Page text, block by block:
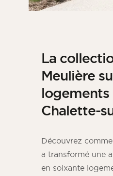
La
Meulière
logements
Chalette-
Découvrez
a transformé une
en soixante